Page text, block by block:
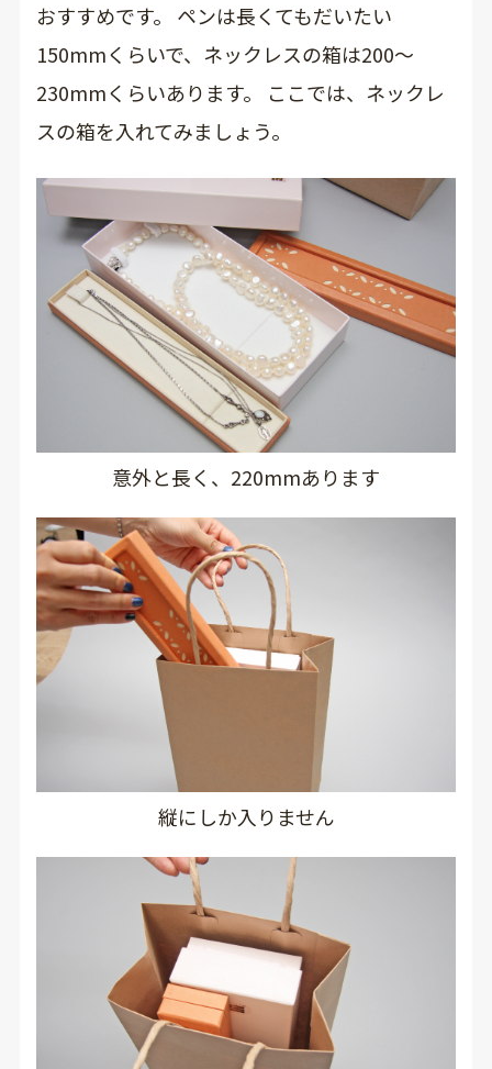
おすすめです。 ペンは長くてもだいたい
150mmくらいで、ネックレスの箱は200～
230mmくらいあります。 ここでは、ネックレ
スの箱を入れてみましょう。
意外と長く、220mmあります
縦にしか入りません